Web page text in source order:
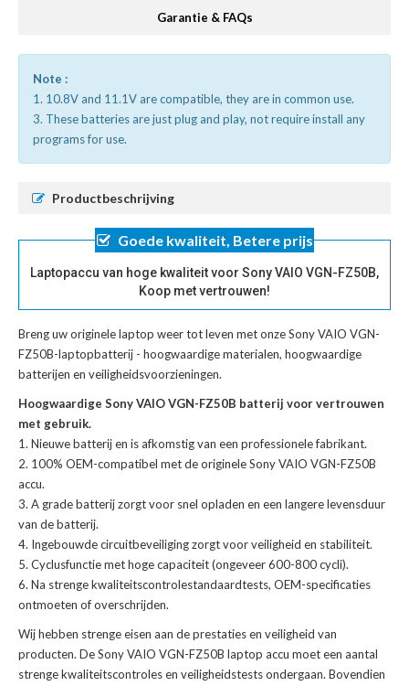
Garantie & FAQs
Note :
1. 10.8V and 11.1V are compatible, they are in common use.
3. These batteries are just plug and play, not require install any
programs for use.
Productbeschrijving
Goede kwaliteit, Betere prijs
Laptopaccu van hoge kwaliteit voor Sony VAIO VGN-FZ50B,
Koop met vertrouwen!
Breng uw originele laptop weer tot leven met onzeSony VAIO VGN-
FZ50B-laptopbatterij - hoogwaardige materialen, hoogwaardige
batterijen en veiligheidsvoorzieningen.
Hoogwaardige Sony VAIO VGN-FZ50B batterij voor vertrouwen
met gebruik.
Nieuwe batterij en is afkomstig van een professionele fabrikant.
100% OEM-compatibel met deoriginele Sony VAIO VGN-FZ50B
accu.
A grade batterij zorgt voor snel opladen en een langere levensduur
van de batterij.
Ingebouwde circuitbeveiliging zorgt voor veiligheid en stabiliteit.
Cyclusfunctie met hoge capaciteit (ongeveer 600-800 cycli).
Na strenge kwaliteitscontrolestandaardtests, OEM-specificaties
ontmoeten of overschrijden.
Wij hebben strenge eisen aan de prestaties en veiligheid van
producten. DeSony VAIO VGN-FZ50B laptop accu moet een aantal
strenge kwaliteitscontroles en veiligheidstests ondergaan. Bovendien